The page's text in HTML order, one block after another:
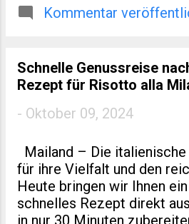
technischen Innovationen
gegenüberstehen, wurden
Kriminelle Geschäfte rund
Zentrum der Ermittlungen
Verkauf von
ermittelte, dass führende
lukrativen
involviert sind. Durch
wurde klar, dass es nicht
ging, sondern um
bei denen möglicherweise
Kommentar
Schnelle Genussreise
Rezept für Risotto alla
- Oktober 09, 2024
Mailand – Die
für ihre Vielfalt und den
Heute bringen wir Ihnen
schnelles Rezept direkt
in nur 30 Minuten